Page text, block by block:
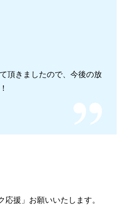
頂きましたので、今後の放
応援」お願いいたします。